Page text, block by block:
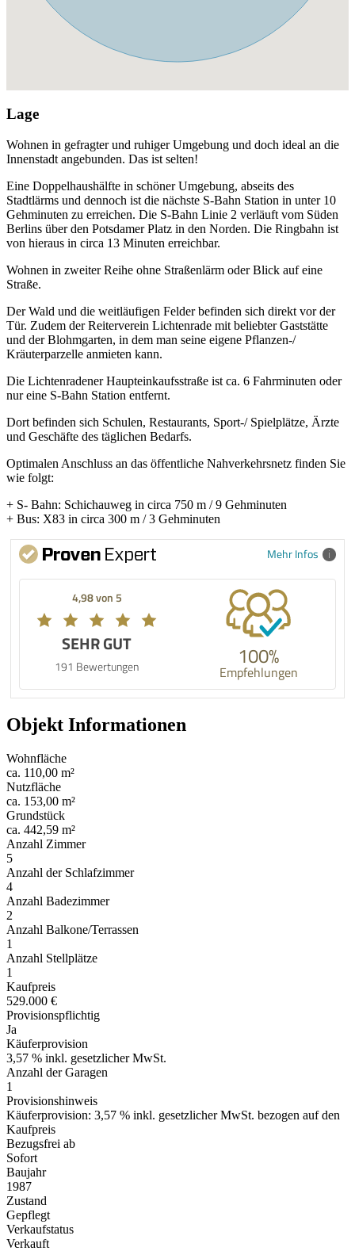
Lage
Wohnen in gefragter und ruhiger Umgebung und doch ideal an die
Innenstadt angebunden. Das ist selten!
Eine Doppelhaushälfte in schöner Umgebung, abseits des
Stadtlärms und dennoch ist die nächste S-Bahn Station in unter 10
Gehminuten zu erreichen. Die S-Bahn Linie 2 verläuft vom Süden
Berlins über den Potsdamer Platz in den Norden. Die Ringbahn ist
von hieraus in circa 13 Minuten erreichbar.
Wohnen in zweiter Reihe ohne Straßenlärm oder Blick auf eine
Straße.
Der Wald und die weitläufigen Felder befinden sich direkt vor der
Tür. Zudem der Reiterverein Lichtenrade mit beliebter Gaststätte
und der Blohmgarten, in dem man seine eigene Pflanzen-/
Kräuterparzelle anmieten kann.
Die Lichtenradener Haupteinkaufsstraße ist ca. 6 Fahrminuten oder
nur eine S-Bahn Station entfernt.
Dort befinden sich Schulen, Restaurants, Sport-/ Spielplätze, Ärzte
und Geschäfte des täglichen Bedarfs.
Optimalen Anschluss an das öffentliche Nahverkehrsnetz finden Sie
wie folgt:
+ S- Bahn: Schichauweg in circa 750 m / 9 Gehminuten
+ Bus: X83 in circa 300 m / 3 Gehminuten
Mehr Infos
4,98 von 5
SEHR GUT
191 Bewertungen 100%
Empfehlungen
Objekt Informationen
Wohnfläche
ca. 110,00 m²
Nutzfläche
ca. 153,00 m²
Grundstück
ca. 442,59 m²
Anzahl Zimmer
5
Anzahl der Schlafzimmer
4
Anzahl Badezimmer
2
Anzahl Balkone/Terrassen
1
Anzahl Stellplätze
1
Kaufpreis
529.000 €
Provisionspflichtig
Ja
Käuferprovision
3,57 % inkl. gesetzlicher MwSt.
Anzahl der Garagen
1
Provisionshinweis
Käuferprovision: 3,57 % inkl. gesetzlicher MwSt. bezogen auf den
Kaufpreis
Bezugsfrei ab
Sofort
Baujahr
1987
Zustand
Gepflegt
Verkaufstatus
Verkauft